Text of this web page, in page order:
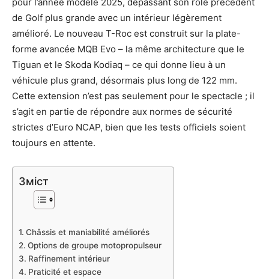
de Golf plus grande avec un intérieur légèrement
amélioré. Le nouveau T-Roc est construit sur la plate-
forme avancée MQB Evo – la même architecture que le
Tiguan et le Skoda Kodiaq – ce qui donne lieu à un
véhicule plus grand, désormais plus long de 122 mm.
Cette extension n’est pas seulement pour le spectacle ; il
s’agit en partie de répondre aux normes de sécurité
strictes d’Euro NCAP, bien que les tests officiels soient
toujours en attente.
Зміст
Châssis et maniabilité améliorés
Options de groupe motopropulseur
Raffinement intérieur
Praticité et espace